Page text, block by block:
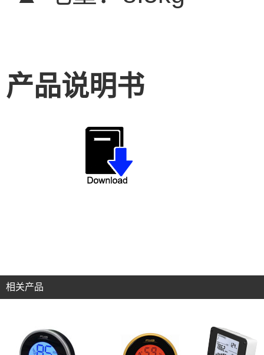
产品说明书
相关产品